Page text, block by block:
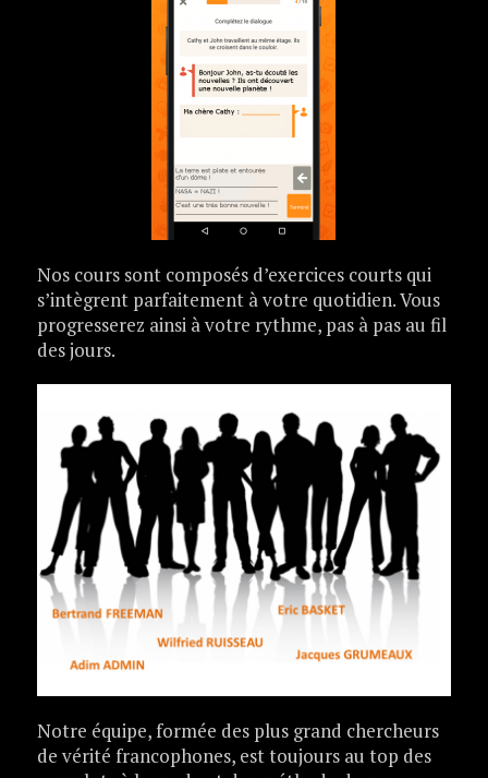
Nos cours sont composés d’exercices courts qui
s’intègrent parfaitement à votre quotidien. Vous
progresserez ainsi à votre rythme, pas à pas au fil
des jours.
Notre équipe, formée des plus grand chercheurs
de vérité francophones, est toujours au top des